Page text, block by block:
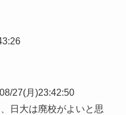
27(月)23:42:50
日大は廃校がよいと思